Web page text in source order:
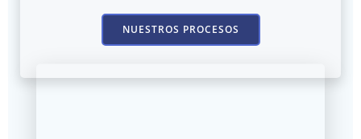
NUESTROS PROCESOS